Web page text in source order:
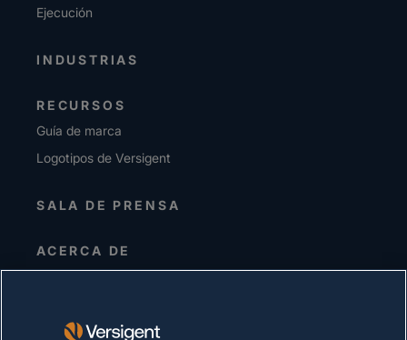
Ejecución
INDUSTRIAS
RECURSOS
Guía de marca
Logotipos de Versigent
SALA DE PRENSA
ACERCA DE
Alta dirección
Proveedores